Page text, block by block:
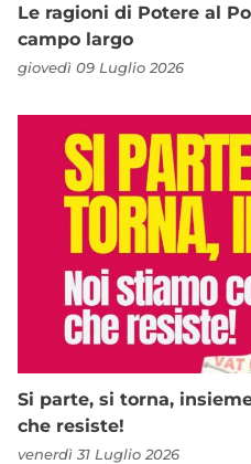
Le ragioni di Potere al
campo largo
giovedì 09 Luglio 2026
Si parte, si torna,
che resiste!
venerdì 31 Luglio 2026